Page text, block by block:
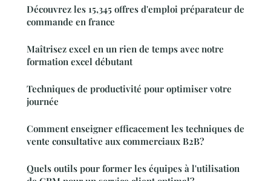
Découvrez les 15,345 offres d'emploi préparateur de
commande en france
Maîtrisez excel en un rien de temps avec notre
formation excel débutant
Techniques de productivité pour optimiser votre
journée
Comment enseigner efficacement les techniques de
vente consultative aux commerciaux B2B?
Quels outils pour former les équipes à l'utilisation